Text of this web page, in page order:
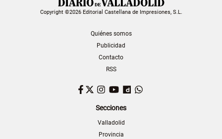
Copyright ©2026 Editorial Castellana de Impresiones, S.L.
Quiénes somos
Publicidad
Contacto
RSS
Facebook
TwitterInstagram
YouTubeDailymotion
Secciones
Valladolid
Provincia